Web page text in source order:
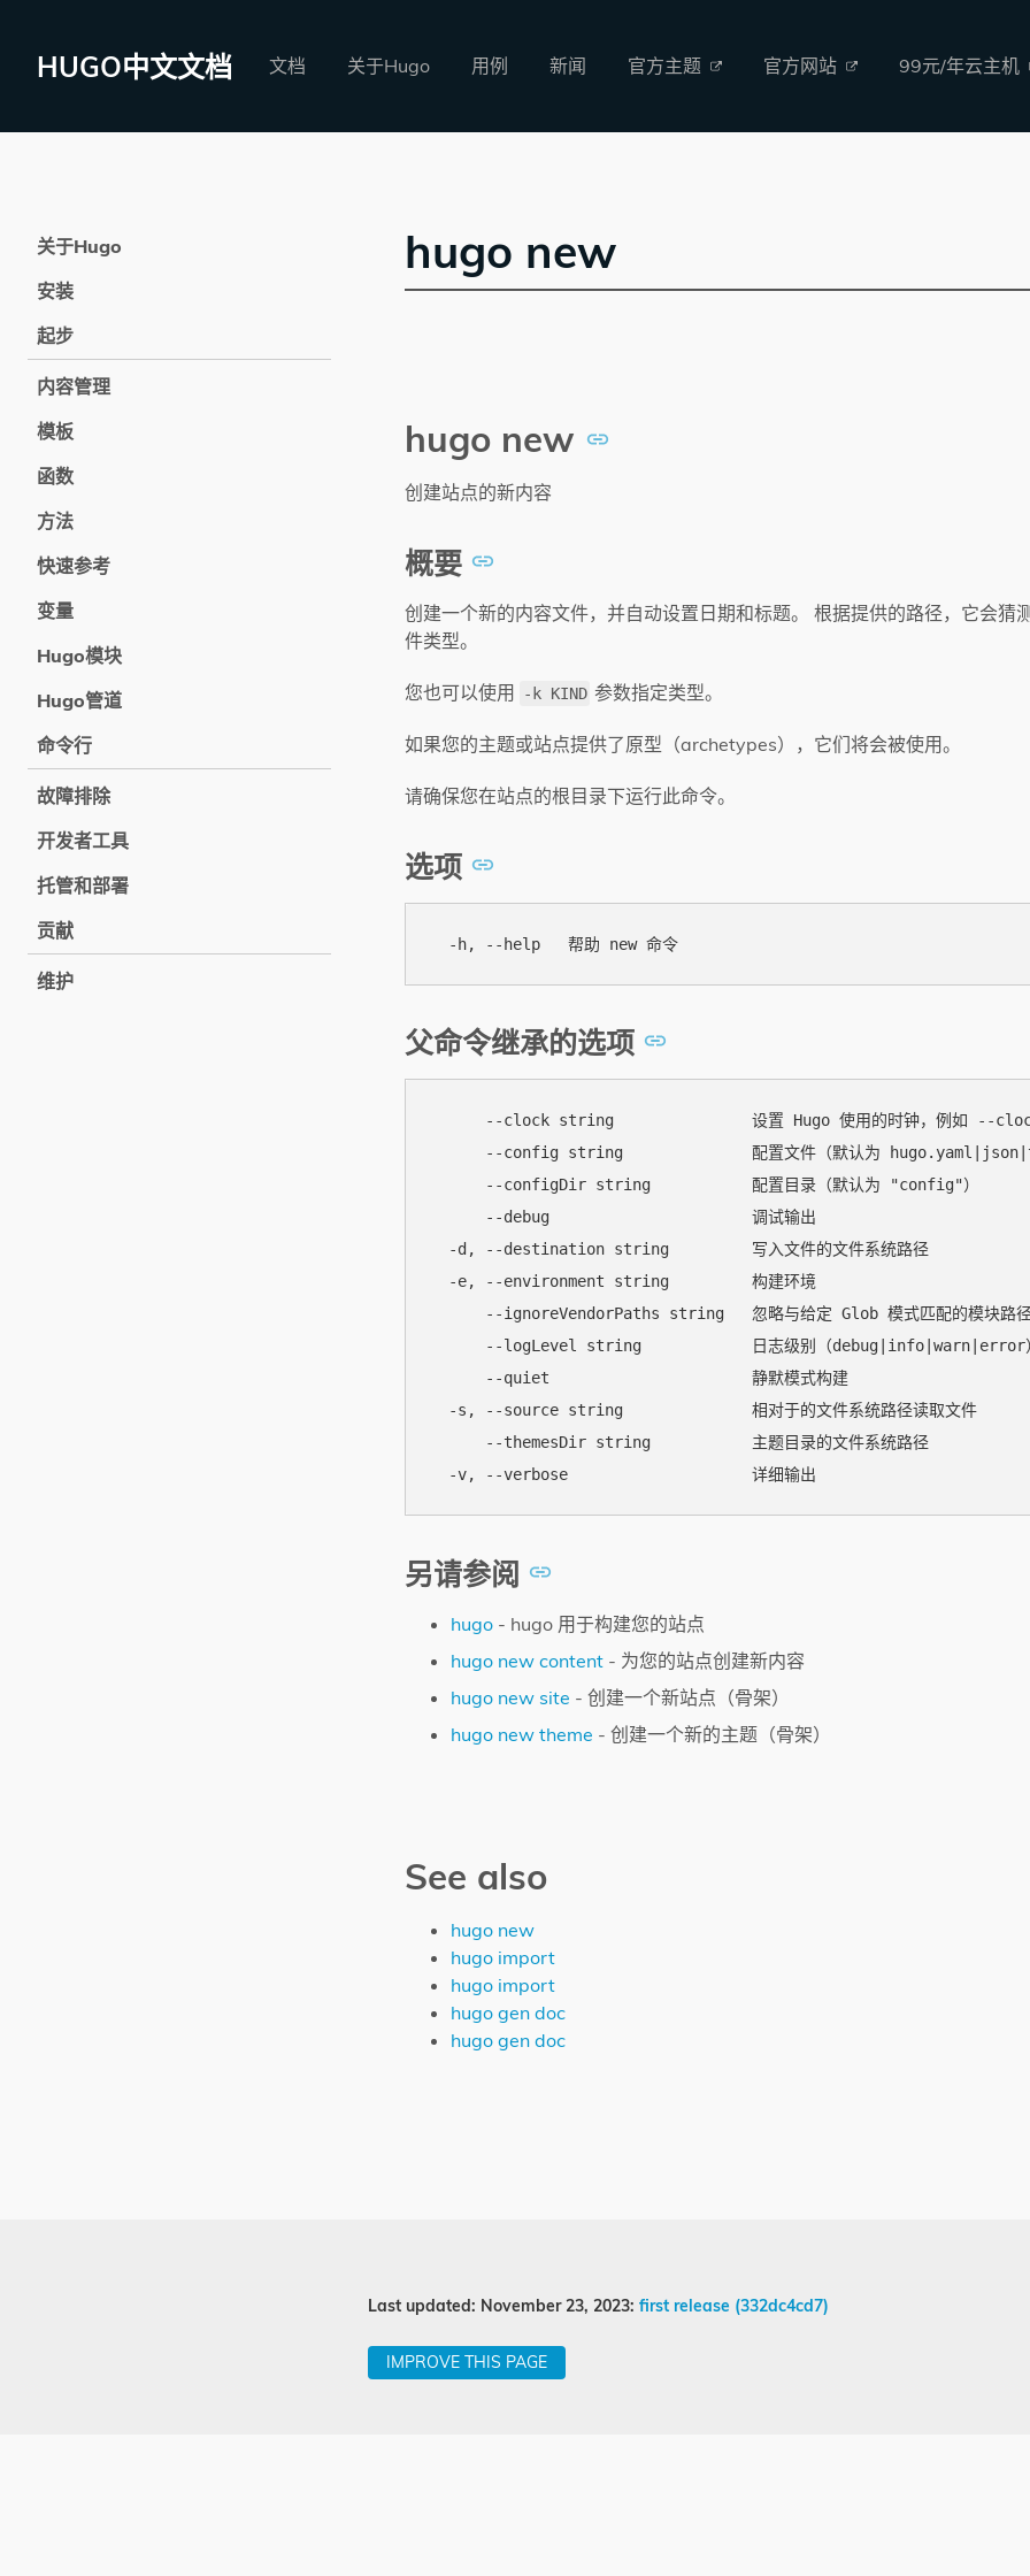
HUGO中文文档 文档 关于Hugo 用例 新闻 官方主题 官方网站 99元/年云主机
关于Hugo
安装
起步
内容管理
模板
函数
方法
快速参考
变量
Hugo模块
Hugo管道
命令行
故障排除
开发者工具
托管和部署
贡献
维护
hugo new
hugo new
创建站点的新内容
概要
创建一个新的内容文件，并自动设置日期和标题。 根据提供的路径，它会猜
件类型。
您也可以使用 -k KIND 参数指定类型。
如果您的主题或站点提供了原型（archetypes），它们将会被使用。
请确保您在站点的根目录下运行此命令。
选项
父命令继承的选项
--clock string               设置 Hugo 使用的时钟，例如 --
--config string              配置文件（默认为
      --configDir string           配置目录（默认为 "config"）
      --debug                      调试输出
  -d, --destination string         写入文件的文件系统路径
  -e, --environment string         构建环境
--ignoreVendorPaths string   忽略与给定 Glob 模式匹配的模块路径
--logLevel string            日志级别（debug|info|warn|error
      --quiet                      静默模式构建
  -s, --source string              相对于的文件系统路径读取文件
      --themesDir string           主题目录的文件系统路径
另请参阅
hugo - hugo 用于构建您的站点
hugo new content - 为您的站点创建新内容
hugo new site - 创建一个新站点（骨架）
hugo new theme - 创建一个新的主题（骨架）
See also
hugo new
hugo import
hugo import
hugo gen doc
hugo gen doc
Last updated: November 23, 2023: first release (332dc4cd7)
IMPROVE THIS PAGE